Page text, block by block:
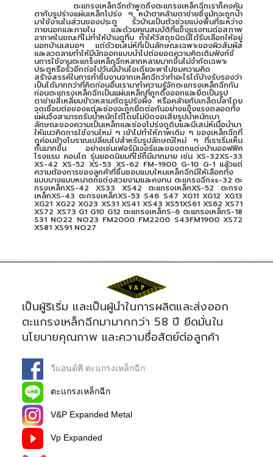
ตะแกรงเหล็กฉีกถ้าพูดถึงตะแกรงเหล็กฉีกเราก็คงคุ้น
ตากับรูปร่างแผ่นเหล็กโปร่ง ๆ หน้าตาคล้ายตาข่ายซึ่งมักจะถูกนำ
มาใช้งานในส่วนของประตู รั้วบ้านเป็นตัวช่วยแบ่งพื้นที่ระหว่าง
ภายนอกและภายใน และด้วยคุณสมบัติที่แข็งแรงทนต่อสภาพ
อากาศในขณะที่ไม่ทำให้บ้านดูทึบ ทำให้วัสดุชนิดนี้ได้รับเลือกให้อยู่
นอกบ้านเสมอๆ แต่ด้วยเสน่ห์ที่เป็นลักษณะเฉพาะของผิวสัมผัส
และลวดลายทำให้มีนักออกแบบนำไปต่อยอดความคิดเติมฟังก์ชั่
นการใช้งานตะแกร็งเหล็กฉีกหลากหลายมากขึ้นไม่จำกัดเฉพาะ
ประตูหรือรั้วอีกต่อไปวันนี้บ้านไอเดียจะพาไปชมความคิด
สร้างสรรค์ในการทำชิ้นงานจากเหล็กฉีกว่าทำอะไรได้บ้างรับรองว่า
เป็นได้มากกว่าที่คิดก่อนอื่นเรามาทำความรู้จักตะแกรงเหล็กฉีกกัน
ก่อนตะแกรงเหล็กฉีกเป็นแผ่นเหล็กที่ถูกดึงออกและยึดเป็นรูป
ตาข่ายสี่เหลี่ยมข้าวหลามตัดรูปรังผึ้ง หรือคล้ายกับเกล็ดปลาโดย
จุดเชื่อมต่อของแต่ละช่องจะถูกยึดต่อกันอย่างแข็งแรงตลอดทั้ง
แผ่นจึงสามารถรับน้ำหนักได้โดยไม่บิดงอเสียรูปน้ำหนักเบา
ลักษณะของความเป็นเหล็กและช่องโปร่งดูดิบและมีเสน่ห์เมื่อนำมา
ให้แนวคิดการใช้งานใหม่ ๆ เข้าไปทำให้ภาพเดิม ๆ ของเหล็กฉีกที่
ดูค่อนข้างโบราณเปลี่ยนไปสำหรับรูปลักษณ์ใหม่ ๆ ที่เราเริ่มเห็น
กันมากขึ้น อย่างเช่นเฟอร์นิเจอร์และของตกแต่งบ้านออฟฟิศ
โรงแรม คอนโด รุ่นยอดนิยมที่ใช้ก็มีมากมาย เช่น XS-32XS-33
XS-42 XS-52 XS-53 XS-62 FM-1900 G-10 G-1 แล้วแต่
ความต้องการของลูกค้าที่ชื่นชอบแบบใหนเหล็กฉีกมีให้เลือกทั้ง
แบบบางแบบหนาตกแต่งสวยงามและคงทน ตะแกรงฉีกxs-32 ตะ
กรงเหล็กXS-42 XS33 XS42 ตะแกรงเหล็กXS-52 ตะกรง
เหล็กXS-43 ตะกรงเหล็กXS-53 S46 S47 XG11 XG12 XG13
XG21 XG22 XG23 XS31 XS41 XS43 XS51XS61 XS62 XS71
XS72 XS73 G1 G10 G12 ตะแกรงเหล็กS-6 ตะแกรงเหล็กS-18
S31 NO22 NO23 FM2000 FM2200 S43FM1900 XS72
XS81 XS91 NO27
เป็นผู้ริเริ่ม และเป็นผู้นำในการผลิตและส่งออก
ตะแกรงเหล็กฉีกมามากกว่า 58 ปี ยึดมั่นใน
นโยบายคุณภาพ และความซื่อสัตย์ต่อลูกค้า
วีแอนด์พี ตะแกรงเหล็กฉีก
ตะแกรงเหล็กฉีก
V&P Expanded Metal
Vp Expanded